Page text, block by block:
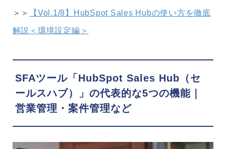
＞＞ 【Vol.1/8】HubSpot Sales Hubの使い方を徹底
解説＜環境設定編＞
SFAツール「HubSpot Sales Hub（セ
ールスハブ）」の代表的な5つの機能｜
営業管理・案件管理など